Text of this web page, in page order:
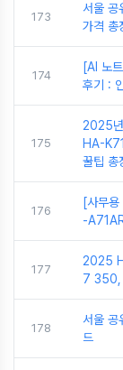
173
서울 공
가격 총
174
[AI 노
후기 :
175
2025
HA-
꿀팁 총
176
[사무
-
177
2025
7 350,
178
서울 공
드